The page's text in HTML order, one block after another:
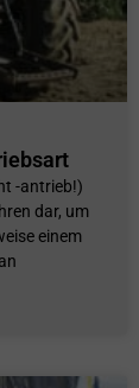
-antrieb!)
dar, um
einem